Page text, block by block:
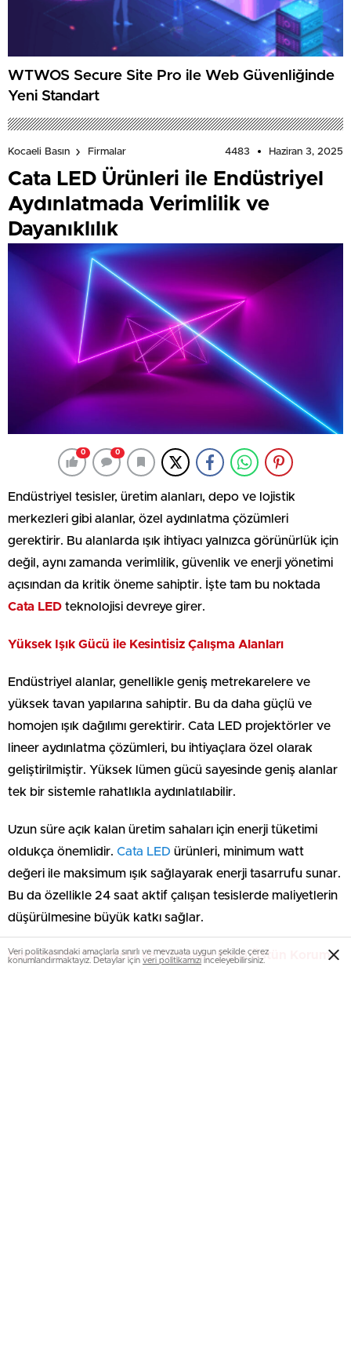
WTWOS Secure Site Pro ile Web Güvenliğinde
Yeni Standart
Kocaeli Basın Firmalar 4483 Haziran 3, 2025
Cata LED Ürünleri ile Endüstriyel
Aydınlatmada Verimlilik ve
Dayanıklılık
0 0
Endüstriyel tesisler, üretim alanları, depo ve lojistik
merkezleri gibi alanlar, özel aydınlatma çözümleri
gerektirir. Bu alanlarda ışık ihtiyacı yalnızca görünürlük için
değil, aynı zamanda verimlilik, güvenlik ve enerji yönetimi
açısından da kritik öneme sahiptir. İşte tam bu noktada
Cata LED teknolojisi devreye girer.
Yüksek Işık Gücü ile Kesintisiz Çalışma Alanları
Endüstriyel alanlar, genellikle geniş metrekarelere ve
yüksek tavan yapılarına sahiptir. Bu da daha güçlü ve
homojen ışık dağılımı gerektirir. Cata LED projektörler ve
lineer aydınlatma çözümleri, bu ihtiyaçlara özel olarak
geliştirilmiştir. Yüksek lümen gücü sayesinde geniş alanlar
tek bir sistemle rahatlıkla aydınlatılabilir.
Uzun süre açık kalan üretim sahaları için enerji tüketimi
oldukça önemlidir. Cata LED ürünleri, minimum watt
değeri ile maksimum ışık sağlayarak enerji tasarrufu sunar.
Bu da özellikle 24 saat aktif çalışan tesislerde maliyetlerin
düşürülmesine büyük katkı sağlar.
Dayanıklılık: Toz, Nem ve Titreşime Karşı Üstün Koruma
Veri politikasındaki amaçlarla sınırlı ve mevzuata uygun şekilde çerez
konumlandırmaktayız. Detaylar için veri politikamızı inceleyebilirsiniz.